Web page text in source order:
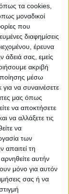
τα cookies,
μοναδικοί
που
διαφημίσεις
έρευνα
άδειά σας, εμείς
ακριβή
μέσω
να συναινέσετε
μας όπως
να αποκτήσετε
να αλλάξετε τις
να
των
τη
αυτήν
μόνο για αυτόν
σας ή να
της Καρδίτσας